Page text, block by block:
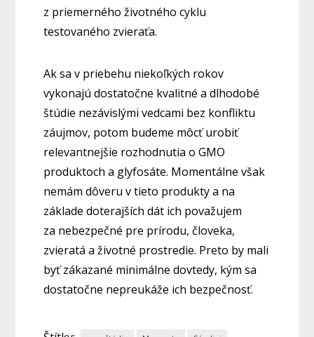
z priemerného životného cyklu
testovaného zvieraťa.
Ak sa v priebehu niekoľkých rokov
vykonajú dostatočne kvalitné a dlhodobé
štúdie nezávislými vedcami bez konfliktu
záujmov, potom budeme môcť urobiť
relevantnejšie rozhodnutia o GMO
produktoch a glyfosáte. Momentálne však
nemám dôveru v tieto produkty a na
základe doterajších dát ich považujem
za nebezpečné pre prírodu, človeka,
zvieratá a životné prostredie. Preto by mali
byť zákazané minimálne dovtedy, kým sa
dostatočne nepreukáže ich bezpečnosť.